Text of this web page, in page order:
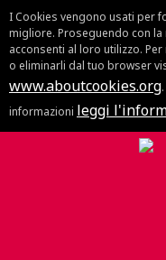
I Cookies vengono usati per
migliore. Proseguendo con la
acconsenti al loro utilizzo.
o eliminarli dal tuo browser
www.aboutcookies.org
informazioni leggi